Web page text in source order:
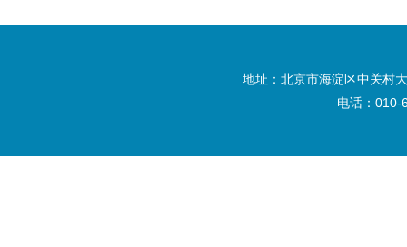
地址：北京市海淀区中关村
电话：